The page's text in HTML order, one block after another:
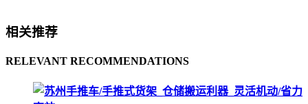
相关推荐
RELEVANT RECOMMENDATIONS